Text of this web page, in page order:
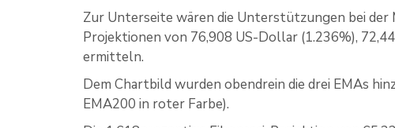
Zur Unterseite wären die Unterstützungen bei der
Projektionen von 76,908 US-Dollar (1.236%),
ermitteln.
Dem Chartbild wurden obendrein die drei EMAs
EMA200 in roter Farbe).